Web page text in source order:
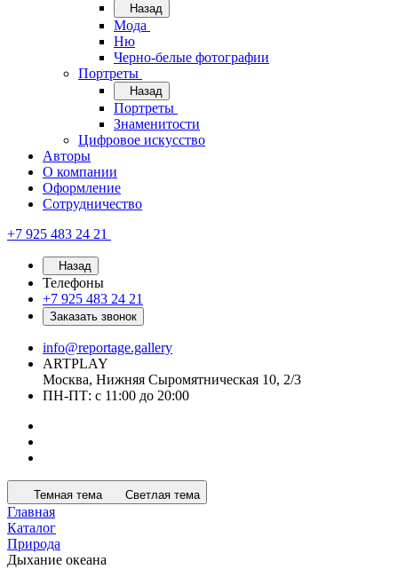
Назад
Мода
Ню
Черно-белые фотографии
Портреты
Назад
Портреты
Знаменитости
Цифровое искусство
Авторы
О компании
Оформление
Сотрудничество
+7 925 483 24 21
Назад
Телефоны
+7 925 483 24 21
Заказать звонок
info@reportage.gallery
ARTPLAY
Москва, Нижняя Сыромятническая 10, 2/3
ПН-ПТ: с 11:00 до 20:00
Темная тема Светлая тема
Главная
Каталог
Природа
Дыхание океана